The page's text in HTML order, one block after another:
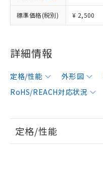
標準価格(税別) ¥ 2,500
詳細情報
定格/性能 外形図
RoHS/REACH対応状況
定格/性能